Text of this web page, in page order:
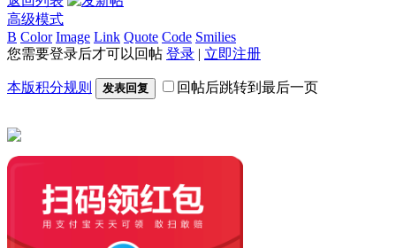
高级模式
B Color Image Link Quote Code Smilies
您需要登录后才可以回帖 登录 | 立即注册
本版积分规则 发表回复 回帖后跳转到最后一页